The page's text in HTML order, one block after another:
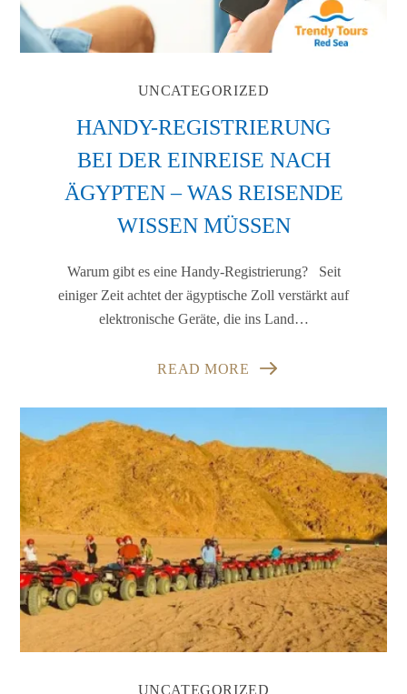
UNCATEGORIZED
HANDY-REGISTRIERUNG
BEI DER EINREISE NACH
ÄGYPTEN – WAS REISENDE
WISSEN MÜSSEN
Warum gibt es eine Handy-Registrierung? Seit
einiger Zeit achtet der ägyptische Zoll verstärkt auf
elektronische Geräte, die ins Land…
READ MORE
UNCATEGORIZED